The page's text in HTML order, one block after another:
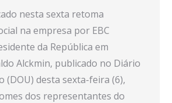
nesta sexta retoma
na empresa por EBC
da República em
Alckmin, publicado no Diário
(DOU) desta sexta-feira (6),
dos representantes do